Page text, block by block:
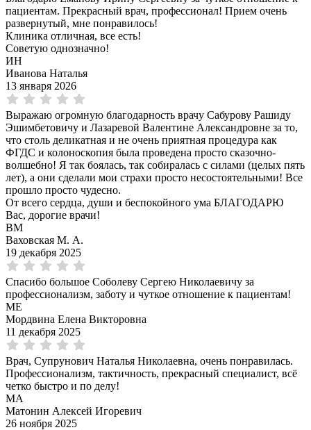
пациентам. Прекрасный врач, профессионал! Прием очень
развернутый, мне понравилось!
Клиника отличная, все есть!
Советую однозначно!
ИН
Иванова Наталья
13 января 2026
Выражаю огромную благодарность врачу Сабурову Рашиду
Эшимбетовичу и Лазаревой Валентине Александровне за то,
что столь деликатная и не очень приятная процедура как
ФГДС и колоноскопия была проведена просто сказочно-
волшебно! Я так боялась, так собиралась с силами (целых пять
лет), а они сделали мои страхи просто несостоятельными! Все
прошло просто чудесно.
От всего сердца, души и беспокойного ума БЛАГОДАРЮ
Вас, дорогие врачи!
ВМ
Ваховская М. А.
19 декабря 2025
Спасибо большое Соболеву Сергею Николаевичу за
профессионализм, заботу и чуткое отношение к пациентам!
МЕ
Мордвина Елена Викторовна
11 декабря 2025
Врач, Супрунович Наталья Николаевна, очень понравилась.
Профессионализм, тактичность, прекрасный специалист, всё
четко быстро и по делу!
МА
Матонин Алексей Игоревич
26 ноября 2025